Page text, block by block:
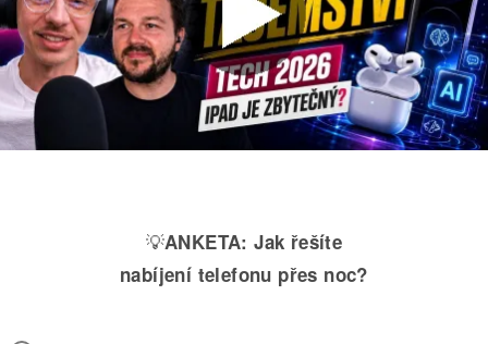
💡ANKETA: Jak řešíte
nabíjení telefonu přes noc?